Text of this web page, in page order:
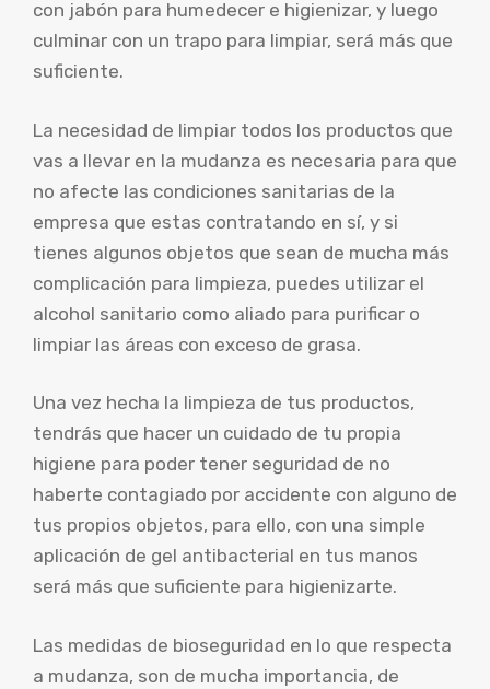
con jabón para humedecer e higienizar, y luego
culminar con un trapo para limpiar, será más que
suficiente.
La necesidad de limpiar todos los productos que
vas a llevar en la mudanza es necesaria para que
no afecte las condiciones sanitarias de la
empresa que estas contratando en sí, y si
tienes algunos objetos que sean de mucha más
complicación para limpieza, puedes utilizar el
alcohol sanitario como aliado para purificar o
limpiar las áreas con exceso de grasa.
Una vez hecha la limpieza de tus productos,
tendrás que hacer un cuidado de tu propia
higiene para poder tener seguridad de no
haberte contagiado por accidente con alguno de
tus propios objetos, para ello, con una simple
aplicación de gel antibacterial en tus manos
será más que suficiente para higienizarte.
Las medidas de bioseguridad en lo que respecta
a mudanza, son de mucha importancia, de